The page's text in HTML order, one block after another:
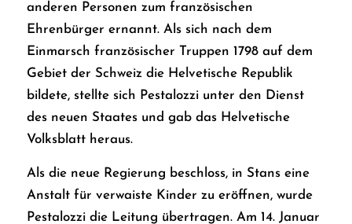
anderen Personen zum französischen
Ehrenbürger ernannt. Als sich nach dem
Einmarsch französischer Truppen 1798 auf dem
Gebiet der Schweiz die Helvetische Republik
bildete, stellte sich Pestalozzi unter den Dienst
des neuen Staates und gab das Helvetische
Volksblattheraus.
Als die neue Regierung beschloss, in Stans eine
Anstalt für verwaiste Kinder zu eröffnen, wurde
Pestalozzi die Leitung übertragen. Am 14. Januar